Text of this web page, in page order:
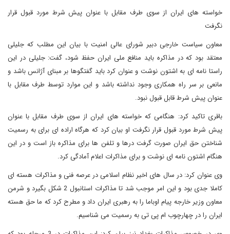
خواسته های ایران از سوی طرف مقابل با عنوان پیش شرط مورد قبول قرار
نگرفت
معاون سیاست خارجی دبیر شورای عالی امنیت با بیان این مطلب که جلیلی
معتقد بود که در مذاکره باید منافع ملی ایران حفظ شود، گفت: جلیلی در این
راستا نامه ای به اشتون نوشت و عنوان کرد باید گفتگوها بر مبنای آژانس باشد و
مانعی بر سر راه همکاری وجود نداشته باشد و این موارد توسط طرف مقابل با
عنوان پیش شرط قابل قبول نبود.
باقری تاکید کرد: هنگامی که خواسته های ایران از سوی طرف مقابل با عنوان
پیش شرط مورد قبول قرار نگرفت او بیان کرد که هرگاه اراده ای برای به رسمیت
شناختن حق ایران صورت گرفت درها و تلفن ها برای مذاکره باز است و در این
هنگام اشتون نامه ای نوشت و برای مذاکرات اعلام آمادگی کرد.
وی عنوان کرد: در سال های اخیر نظام اسلامی در عرصه فنی و مذاکرات هسته ای
کاملا جدی بود و این امر موجب شد تا مذاکرات استانبول 2 شکل بگیرد و شرمن
معاون وزیر خارجه پیام اوباما را به رهبری ایران داد و مطرح کرد که ما حق هسته
ایران را در چهارچوب ام پی تی به رسمیت می شناسیم.